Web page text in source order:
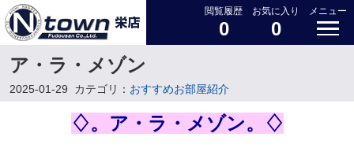
閲覧履歴
0
お気に入り
0
メニュー
ア・ラ・メゾン
2025-01-29 カテゴリ： おすすめお部屋紹介
♢。ア・ラ・メゾン。♢